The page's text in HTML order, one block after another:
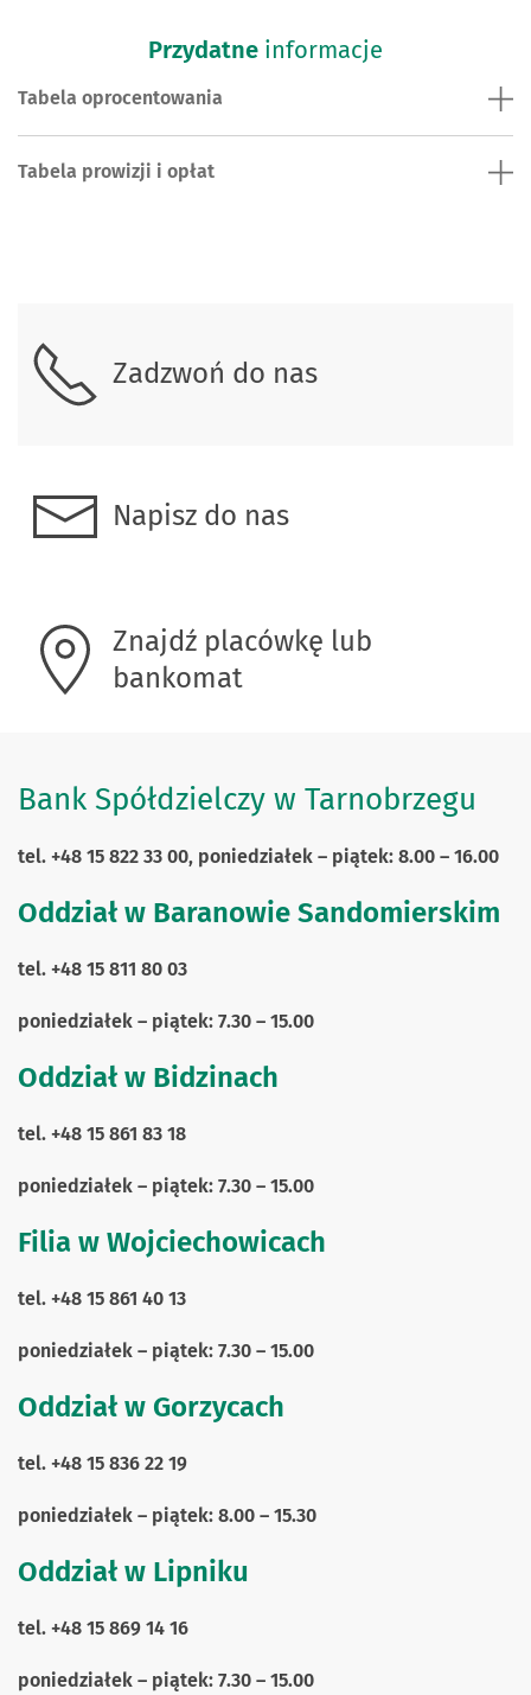
Przydatne informacje
Tabela oprocentowania
Tabela prowizji i opłat
Zadzwoń do nas
Napisz do nas
Znajdź placówkę lub
bankomat
Bank Spółdzielczy w Tarnobrzegu
tel. +48 15 822 33 00, poniedziałek – piątek: 8.00 – 16.00
Oddział w Baranowie Sandomierskim
tel. +48 15 811 80 03
poniedziałek – piątek: 7.30 – 15.00
Oddział w Bidzinach
tel. +48 15 861 83 18
poniedziałek – piątek: 7.30 – 15.00
Filia w Wojciechowicach
tel. +48 15 861 40 13
poniedziałek – piątek: 7.30 – 15.00
Oddział w Gorzycach
tel. +48 15 836 22 19
poniedziałek – piątek: 8.00 – 15.30
Oddział w Lipniku
tel. +48 15 869 14 16
poniedziałek – piątek: 7.30 – 15.00